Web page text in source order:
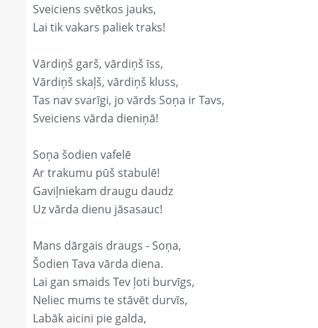
Sveiciens svētkos jauks,
Lai tik vakars paliek traks!
Vārdiņš garš, vārdiņš īss,
Vārdiņš skaļš, vārdiņš kluss,
Tas nav svarīgi, jo vārds Soņa ir Tavs,
Sveiciens vārda dieniņā!
Soņa šodien vafelē
Ar trakumu pūš stabulē!
Gaviļniekam draugu daudz
Uz vārda dienu jāsasauc!
Mans dārgais draugs - Soņa,
Šodien Tava vārda diena.
Lai gan smaids Tev ļoti burvīgs,
Neliec mums te stāvēt durvīs,
Labāk aicini pie galda,